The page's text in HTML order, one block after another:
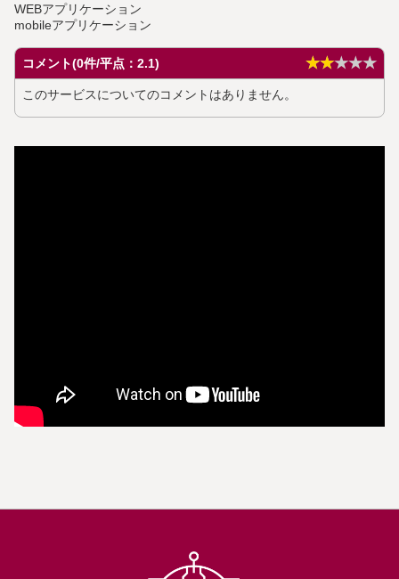
WEBアプリケーション
mobileアプリケーション
コメント(0件/平点：2.1) ★★★★★
★★★★★
このサービスについてのコメントはありません。